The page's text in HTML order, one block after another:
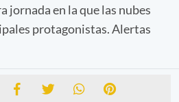
jornada en la que las nubes
protagonistas. Alertas